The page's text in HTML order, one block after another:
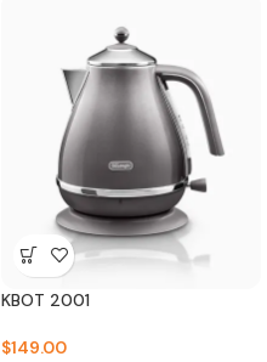
KBOT 2001
$149.00